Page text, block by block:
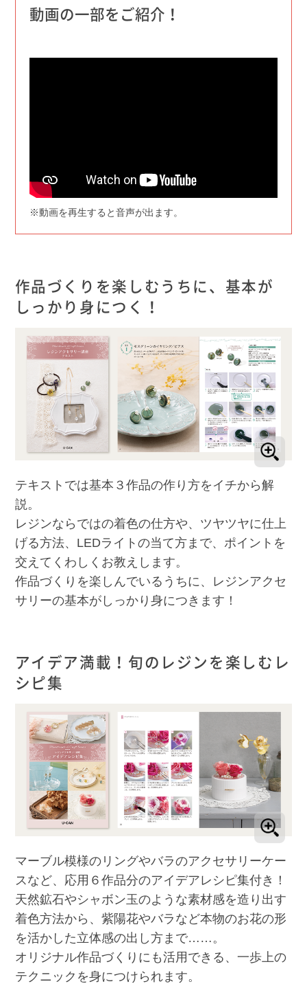
動画の一部をご紹介！
※動画を再生すると音声が出ます。
作品づくりを楽しむうちに、基本が
しっかり身につく！
テキストでは基本３作品の作り方をイチから解
説。
レジンならではの着色の仕方や、ツヤツヤに仕上
げる方法、LEDライトの当て方まで、ポイントを
交えてくわしくお教えします。
作品づくりを楽しんでいるうちに、レジンアクセ
サリーの基本がしっかり身につきます！
アイデア満載！旬のレジンを楽しむレ
シピ集
マーブル模様のリングやバラのアクセサリーケー
スなど、応用６作品分のアイデアレシピ集付き！
天然鉱石やシャボン玉のような素材感を造り出す
着色方法から、紫陽花やバラなど本物のお花の形
を活かした立体感の出し方まで……。
オリジナル作品づくりにも活用できる、一歩上の
テクニックを身につけられます。